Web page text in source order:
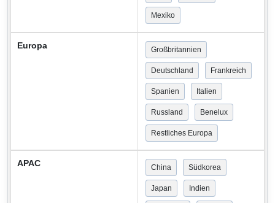
Mexiko
Europa Großbritannien
Deutschland Frankreich
Spanien Italien
Russland Benelux
Restliches Europa
APAC China Südkorea
Japan Indien